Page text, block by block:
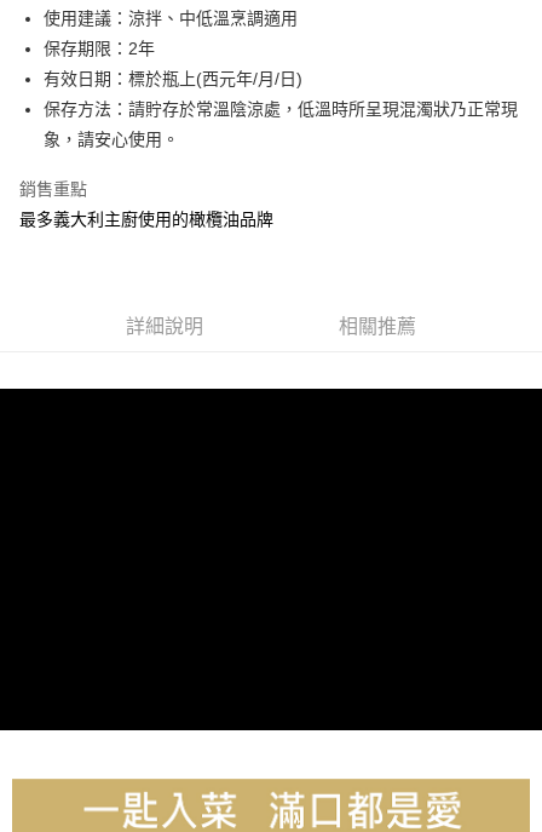
運送方式
宅配
每筆NT$90，滿NT$699(含以上)免運費
使用建議：涼拌、中低溫烹調適用
保存期限：2年
有效日期：標於瓶上(西元年/月/日)
保存方法：請貯存於常溫陰涼處，低溫時所呈現混濁狀乃正常現
象，請安心使用。
銷售重點
最多義大利主廚使用的橄欖油品牌
詳細說明 相關推薦